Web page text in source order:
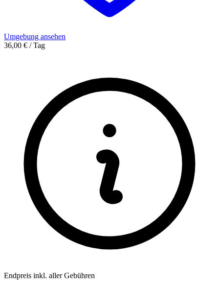
Umgebung ansehen
36,00 € / Tag
Endpreis inkl. aller Gebühren